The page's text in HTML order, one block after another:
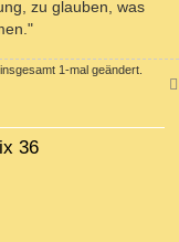
zu glauben, was
1-mal geändert.
36